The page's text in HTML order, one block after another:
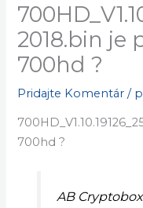
2018.bin je
700hd ?
Pridajte Komentár /
700hd ?
AB